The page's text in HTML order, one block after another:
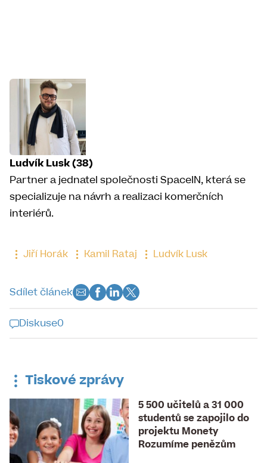
Ludvík Lusk (38)
Partner a jednatel společnosti SpaceIN, která se
specializuje na návrh a realizaci komerčních
interiérů.
Jiří Horák Kamil Rataj Ludvík Lusk
Sdílet článek
Diskuse0
uzavřena
Tiskové zprávy
5 500 učitelů a 31 000
studentů se zapojilo do
projektu Monety
Rozumíme penězům